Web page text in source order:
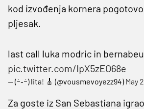
kod izvođenja kornera
pljesak.
last call luka modric in
pic.twitter.com/IpX5zEO68e
— (ｰ̀֊ｰ́) lita! 🎸 (@vousmevoyezz94)May
Za goste iz San Sebastiana